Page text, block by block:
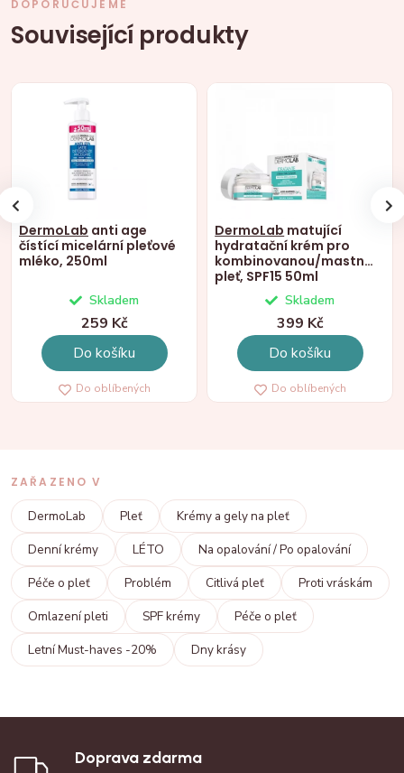
DOPORUČUJEME
Související produkty
DermoLab anti age
čístící micelární pleťové
mléko, 250ml
Skladem
259 Kč
Do košíku
Do oblíbených
DermoLab matující
hydratační krém pro
kombinovanou/mastnou
pleť, SPF15 50ml
Skladem
399 Kč
Do košíku
Do oblíbených
ZAŘAZENO V
DermoLab Pleť
Krémy a gely na pleť
Denní krémy
LÉTO
Na opalování / Po opalování
Péče o pleť
Problém Citlivá pleť
Proti vráskám
Omlazení pleti
SPF krémy
Péče o pleť
Letní Must-haves -20%
Dny krásy
Doprava zdarma